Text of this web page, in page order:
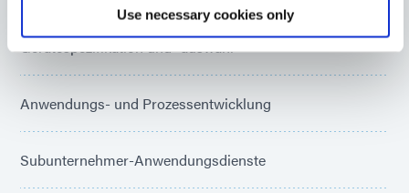
Use necessary cookies only
Gerätespezifikation und -auswahl
Anwendungs- und Prozessentwicklung
Subunternehmer-Anwendungsdienste